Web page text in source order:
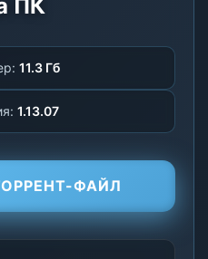
ПК
11.3 Гб
1.13.07
ФАЙЛ